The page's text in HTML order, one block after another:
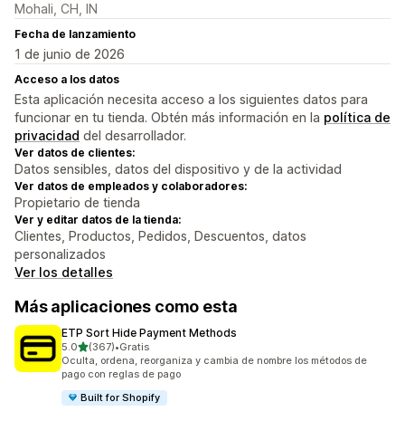
Mohali, CH, IN
Fecha de lanzamiento
1 de junio de 2026
Acceso a los datos
Esta aplicación necesita acceso a los siguientes datos para
funcionar en tu tienda. Obtén más información en la política de
privacidad del desarrollador.
Ver datos de clientes:
Datos sensibles, datos del dispositivo y de la actividad
Ver datos de empleados y colaboradores:
Propietario de tienda
Ver y editar datos de la tienda:
Clientes, Productos, Pedidos, Descuentos, datos
personalizados
Ver los detalles
Más aplicaciones como esta
ETP Sort Hide Payment Methods
5.0de 5 estrellas
(367)
367 reseñas en total
•Gratis
Oculta, ordena, reorganiza y cambia de nombre los métodos de
pago con reglas de pago
Built for Shopify